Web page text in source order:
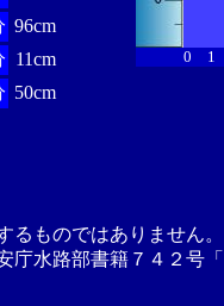
96cm
11cm
50cm
0 1
るものではありません
庁水路部書籍７４２号